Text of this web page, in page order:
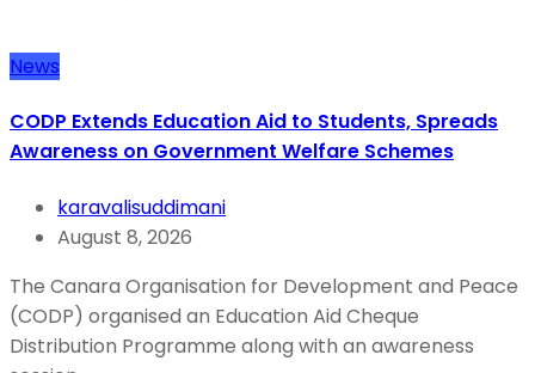
News
CODP Extends Education Aid to Students, Spreads
Awareness on Government Welfare Schemes
karavalisuddimani
August 8, 2026
The Canara Organisation for Development and Peace
(CODP) organised an Education Aid Cheque
Distribution Programme along with an awareness